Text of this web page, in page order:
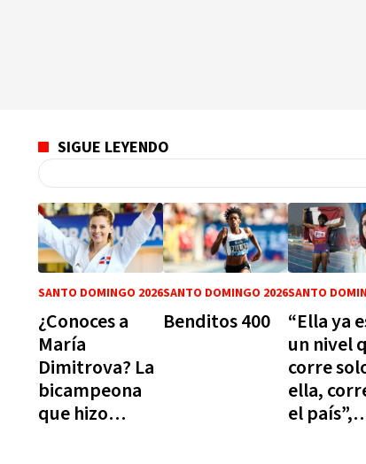
SIGUE LEYENDO
SANTO DOMINGO 2026
¿Conoces a
María
Dimitrova? La
bicampeona
que hizo
SANTO DOMINGO 2026
Benditos 400
SANTO
“Ella ya
un nivel
corre
ella,
el país”,